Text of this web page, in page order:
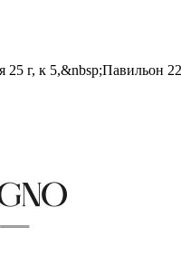
г, к 5,&nbsp;Павильон